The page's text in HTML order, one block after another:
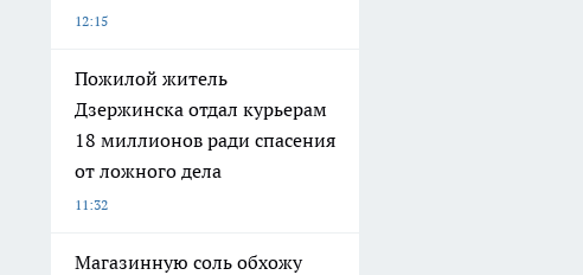
12:15
Пожилой житель
Дзержинска отдал курьерам
18 миллионов ради спасения
от ложного дела
11:32
Магазинную соль обхожу